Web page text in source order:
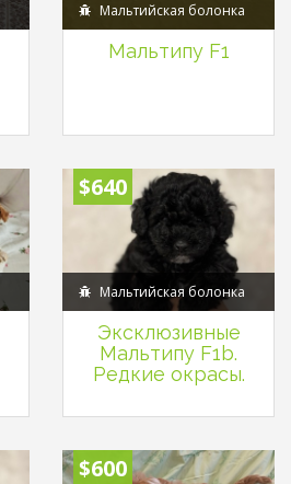
Мальтийская болонка
Мальтипу F1
$640
Мальтийская болонка
Эксклюзивные
Мальтипу F1b.
Редкие окрасы.
$600